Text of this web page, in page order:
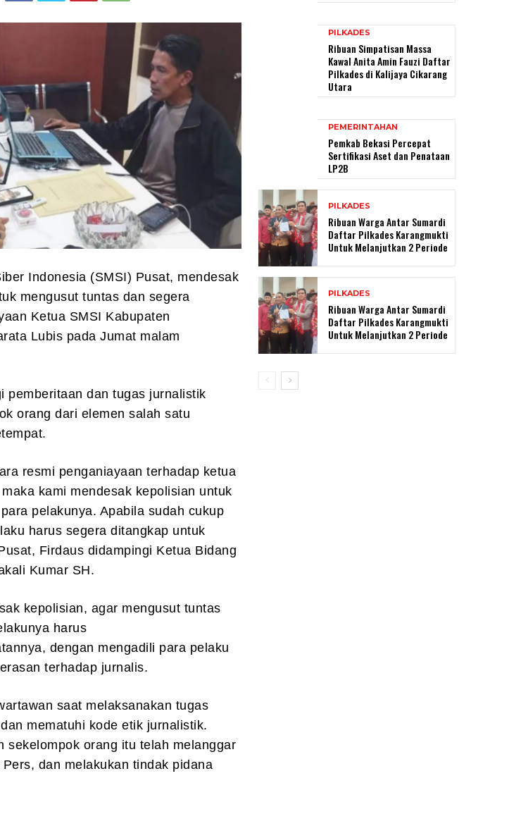
Indonesia (SMSI) Pusat, mendesak
mengusut tuntas dan segera
Ketua SMSI Kabupaten
Lubis pada Jumat malam
pemberitaan dan tugas jurnalistik
orang dari elemen salah satu
resmi penganiayaan terhadap ketua
kami mendesak kepolisian untuk
pelakunya. Apabila sudah cukup
harus segera ditangkap untuk
Firdaus didampingi Ketua Bidang
Kumar SH.
kepolisian, agar mengusut tuntas
harus
dengan mengadili para pelaku
terhadap jurnalis.
saat melaksanakan tugas
mematuhi kode etik jurnalistik.
sekelompok orang itu telah melanggar
dan melakukan tindak pidana
PILKADES
Ribuan Simpatisan Massa
Kawal Anita Amin Fauzi Daftar
Pilkades di Kalijaya Cikarang
Utara
PEMERINTAHAN
Pemkab Bekasi Percepat
Sertifikasi Aset dan Penataan
LP2B
PILKADES
Ribuan Warga Antar Sumardi
Daftar Pilkades Karangmukti
Untuk Melanjutkan 2 Periode
PILKADES
Ribuan Warga Antar Sumardi
Daftar Pilkades Karangmukti
Untuk Melanjutkan 2 Periode